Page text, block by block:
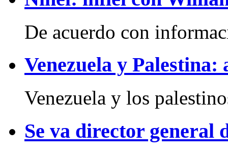
De acuerdo con
Venezuela y Palestina:
Venezuela y los
Se va director general